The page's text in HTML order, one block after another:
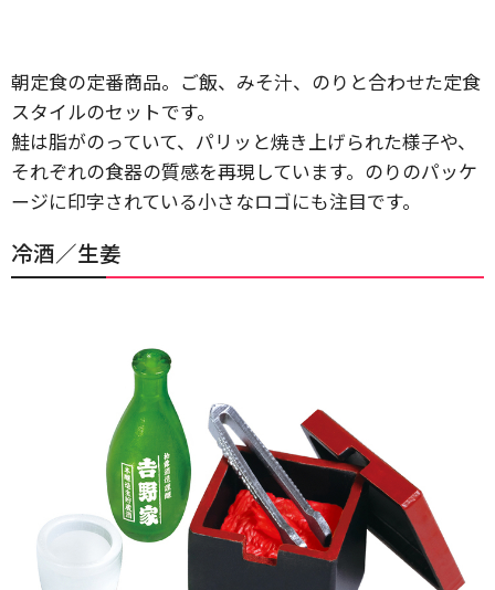
朝定食の定番商品。ご飯、みそ汁、のりと合わせた定食
スタイルのセットです。
鮭は脂がのっていて、パリッと焼き上げられた様子や、
それぞれの食器の質感を再現しています。のりのパッケ
ージに印字されている小さなロゴにも注目です。
冷酒／生姜